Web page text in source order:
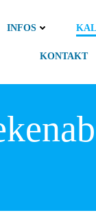
INFOS
KONTAKT